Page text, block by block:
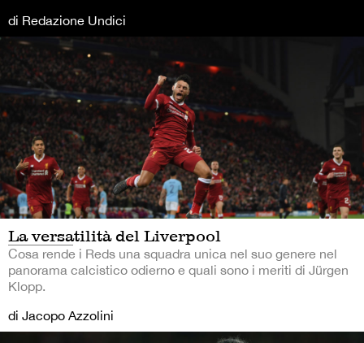
di Redazione Undici
La versatilità del Liverpool
Cosa rende i Reds una squadra unica nel suo genere nel
panorama calcistico odierno e quali sono i meriti di Jürgen
Klopp.
di Jacopo Azzolini